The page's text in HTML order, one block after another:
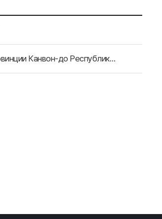
Губернатор Тув аймака Монголии примет участие в конференции в провинции Канвон-до Республики Корея